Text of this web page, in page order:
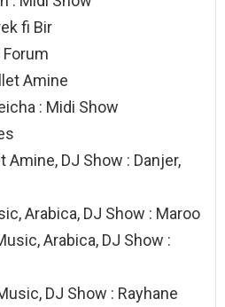
fi Bir
Forum
Amine
: Midi Show
Amine, DJ Show : Danjer,
Arabica, DJ Show : Maroo
Arabica, DJ Show :
DJ Show : Rayhane